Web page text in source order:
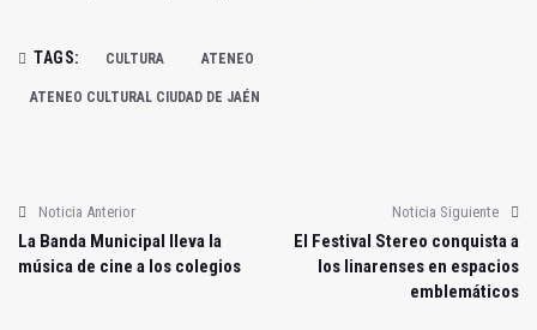
TAGS: CULTURA ATENEO
ATENEO CULTURAL CIUDAD DE JAÉN
Noticia Anterior
La Banda Municipal lleva la
música de cine a los colegios
Noticia Siguiente
El Festival Stereo conquista a
los linarenses en espacios
emblemáticos